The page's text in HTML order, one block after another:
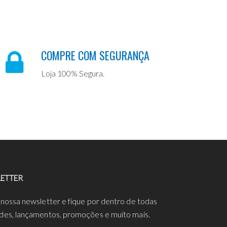
COMPRE COM SEGURANÇA
Loja 100% Segura.
newsletter e fique por dentro de todas
lançamentos, promoções e muito mais.